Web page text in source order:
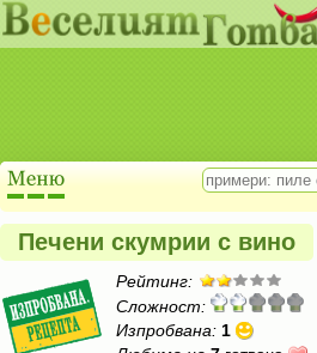
Печени скумрии с вино
Рейтинг:
Сложност:
Изпробвана: 1